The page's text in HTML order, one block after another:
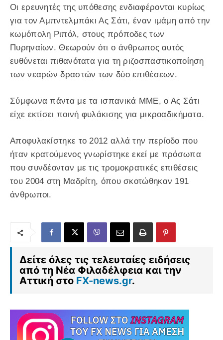
Οι ερευνητές της υπόθεσης ενδιαφέρονται κυρίως
για τον Αμπντελμπάκι Ας Σάτι, έναν ιμάμη από την
κωμόπολη Ριπόλ, στους πρόποδες των
Πυρηναίων. Θεωρούν ότι ο άνθρωπος αυτός
ευθύνεται πιθανότατα για τη ριζοσπαστικοποίηση
των νεαρών δραστών των δύο επιθέσεων.
Σύμφωνα πάντα με τα ισπανικά ΜΜΕ, ο Ας Σάτι
είχε εκτίσει ποινή φυλάκισης για μικροαδικήματα.
Αποφυλακίστηκε το 2012 αλλά την περίοδο που
ήταν κρατούμενος γνωρίστηκε εκεί με πρόσωπα
που συνδέονταν με τις τρομοκρατικές επιθέσεις
του 2004 στη Μαδρίτη, όπου σκοτώθηκαν 191
άνθρωποι.
Δείτε όλες τις τελευταίες ειδήσεις
από τη Νέα Φιλαδέλφεια και την
Αττική στο FX-news.gr.